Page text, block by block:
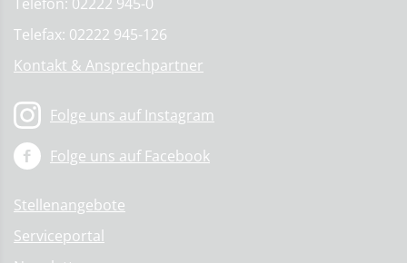
Telefon: 02222 945-0
Telefax: 02222 945-126
Kontakt & Ansprechpartner
Folge uns auf Instagram
Folge uns auf Facebook
Stellenangebote
Serviceportal